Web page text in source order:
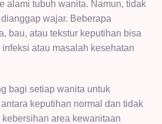
alami tubuh wanita. Namun, tidak
wajar. Beberapa
bau, atau tekstur keputihan bisa
atau masalah kesehatan
bagi setiap wanita untuk
keputihan normal dan tidak
area kewanitaan